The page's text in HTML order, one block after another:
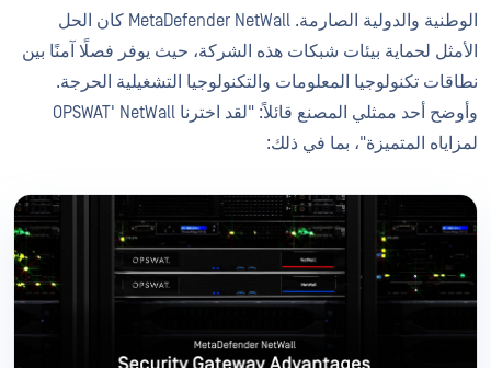
الوطنية والدولية الصارمة. MetaDefender NetWall كان الحل
الأمثل لحماية بيئات شبكات هذه الشركة، حيث يوفر فصلًا آمنًا بين
نطاقات تكنولوجيا المعلومات والتكنولوجيا التشغيلية الحرجة.
وأوضح أحد ممثلي المصنع قائلاً: "لقد اخترنا OPSWAT' NetWall
لمزاياه المتميزة"، بما في ذلك: